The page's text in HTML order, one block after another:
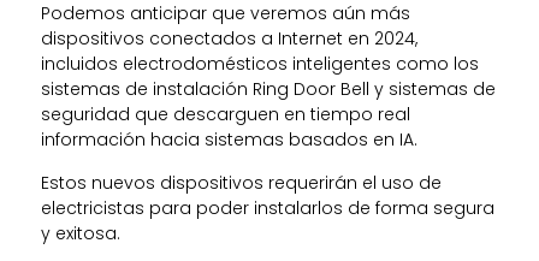
Podemos anticipar que veremos aún más
dispositivos conectados a Internet en 2024,
incluidos electrodomésticos inteligentes como los
sistemas de instalación Ring Door Bell y sistemas de
seguridad que descarguen en tiempo real
información hacia sistemas basados en IA.
Estos nuevos dispositivos requerirán el uso de
electricistas para poder instalarlos de forma segura
y exitosa.